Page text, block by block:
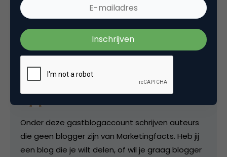
Deel dit artikel
Kopieer link
Marketingfacts
Onder deze gastblogaccount schrijven auteurs
die geen blogger zijn van Marketingfacts. Heb jij
een blog die je wilt delen, of wil je graag blogger